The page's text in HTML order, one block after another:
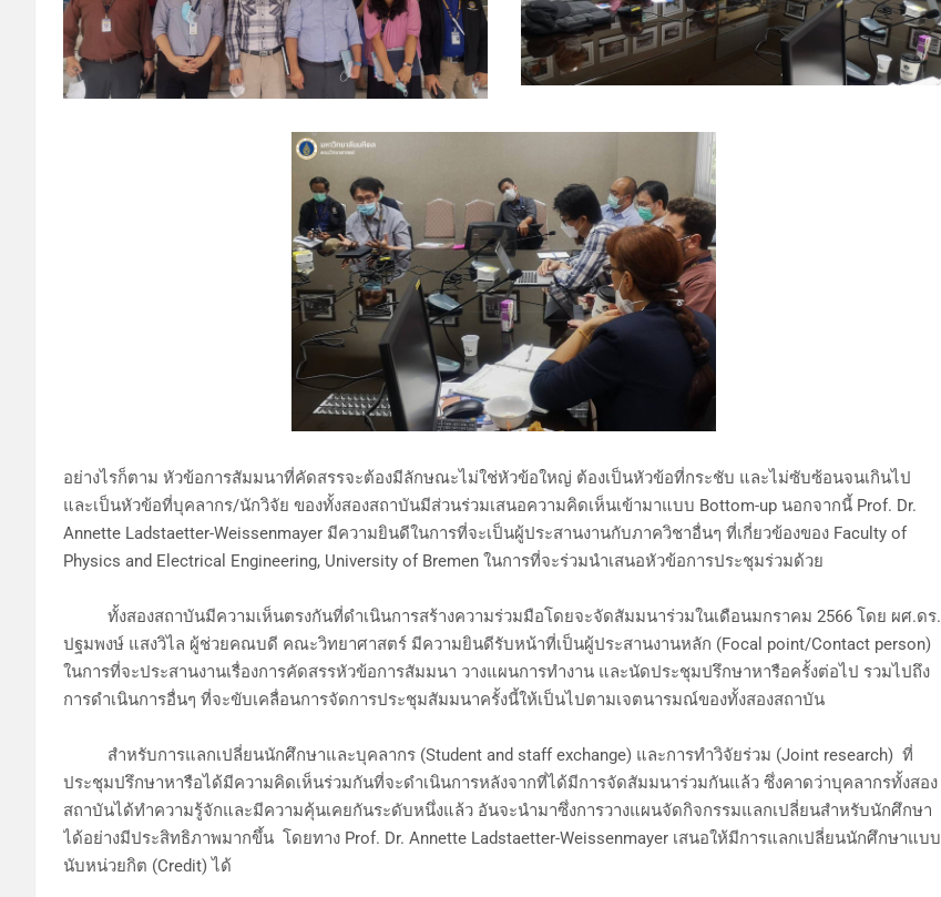
อย่างไรก็ตาม หัวข้อการสัมมนาที่คัดสรรจะต้องมีลักษณะไม่ใช่หัวข้อใหญ่ ต้องเป็นหัวข้อที่กระชับ และไม่ซับซ้อนจนเกินไป
และเป็นหัวข้อที่บุคลากร/นักวิจัย ของทั้งสองสถาบันมีส่วนร่วมเสนอความคิดเห็นเข้ามาแบบ Bottom-up นอกจากนี้ Prof. Dr.
Annette Ladstaetter-Weissenmayer มีความยินดีในการที่จะเป็นผู้ประสานงานกับภาควิชาอื่นๆ ที่เกี่ยวข้องของ Faculty of
Physics and Electrical Engineering, University of Bremen ในการที่จะร่วมนำเสนอหัวข้อการประชุมร่วมด้วย
ทั้งสองสถาบันมีความเห็นตรงกันที่ดำเนินการสร้างความร่วมมือโดยจะจัดสัมมนาร่วมในเดือนมกราคม 2566 โดย ผศ.ดร.
ปฐมพงษ์ แสงวิไล ผู้ช่วยคณบดี คณะวิทยาศาสตร์ มีความยินดีรับหน้าที่เป็นผู้ประสานงานหลัก (Focal point/Contact person)
ในการที่จะประสานงานเรื่องการคัดสรรหัวข้อการสัมมนา วางแผนการทำงาน และนัดประชุมปรึกษาหารือครั้งต่อไป รวมไปถึง
การดำเนินการอื่นๆ ที่จะขับเคลื่อนการจัดการประชุมสัมมนาครั้งนี้ให้เป็นไปตามเจตนารมณ์ของทั้งสองสถาบัน
สำหรับการแลกเปลี่ยนนักศึกษาและบุคลากร (Student and staff exchange) และการทำวิจัยร่วม (Joint research) ที่
ประชุมปรึกษาหารือได้มีความคิดเห็นร่วมกันที่จะดำเนินการหลังจากที่ได้มีการจัดสัมมนาร่วมกันแล้ว ซึ่งคาดว่าบุคลากรทั้งสอง
สถาบันได้ทำความรู้จักและมีความคุ้นเคยกันระดับหนึ่งแล้ว อันจะนำมาซึ่งการวางแผนจัดกิจกรรมแลกเปลี่ยนสำหรับนักศึกษา
ได้อย่างมีประสิทธิภาพมากขึ้น โดยทาง Prof. Dr. Annette Ladstaetter-Weissenmayer เสนอให้มีการแลกเปลี่ยนนักศึกษาแบบ
นับหน่วยกิต (Credit) ได้